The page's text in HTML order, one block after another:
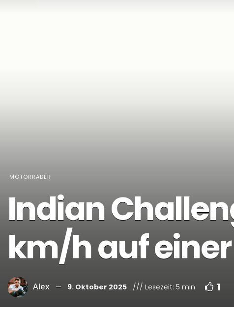
MOTORRÄDER
Indian
km/h auf
Alex 9. Oktober 2025 /// Lesezeit: 5 min 1